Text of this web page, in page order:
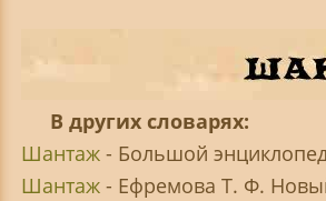
В других словарях:
Шантаж- Большой
Шантаж- Ефремова Т. Ф.